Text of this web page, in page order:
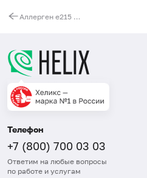
Аллерген e215 - перо голубя, IgE (ImmunoCAP)
Телефон
+7 (800) 700 03 03
Ответим на любые вопросы
по работе и услугам